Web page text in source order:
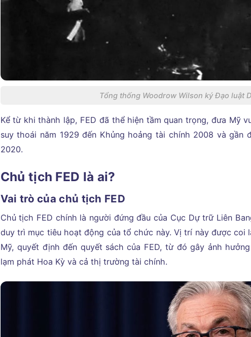
Tổng thống Woodrow Wilson ký Đạo luật
Kể từ khi thành lập, FED đã thể hiện tầm quan trọng, đưa Mỹ
suy thoái năm 1929 đến Khủng hoảng tài chính 2008 và gần
2020.
Chủ tịch FED là ai?
Vai trò của chủ tịch FED
Chủ tịch FED chính là người đứng đầu của Cục Dự trữ Liên
duy trì mục tiêu hoạt động của tổ chức này. Vị trí này được coi
Mỹ, quyết định đến quyết sách của FED, từ đó gây ảnh
lạm phát Hoa Kỳ và cả thị trường tài chính.